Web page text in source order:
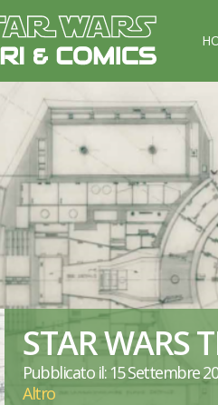
STAR WARS
Pubblicato il: 15 Settembre
Altro